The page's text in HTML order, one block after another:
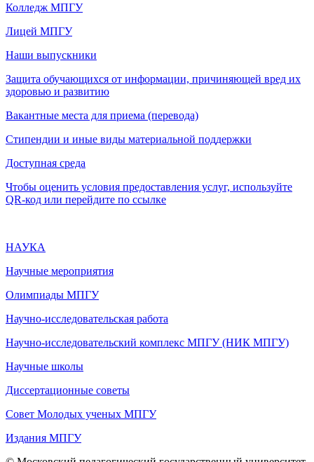
Колледж МПГУ
Лицей МПГУ
Наши выпускники
Защита обучающихся от информации, причиняющей вред их
здоровью и развитию
Вакантные места для приема (перевода)
Стипендии и иные виды материальной поддержки
Доступная среда
Чтобы оценить условия предоставления услуг, используйте
QR-код или перейдите по ссылке
НАУКА
Научные мероприятия
Олимпиады МПГУ
Научно-исследовательская работа
Научно-исследовательский комплекс МПГУ (НИК МПГУ)
Научные школы
Диссертационные советы
Совет Молодых ученых МПГУ
Издания МПГУ